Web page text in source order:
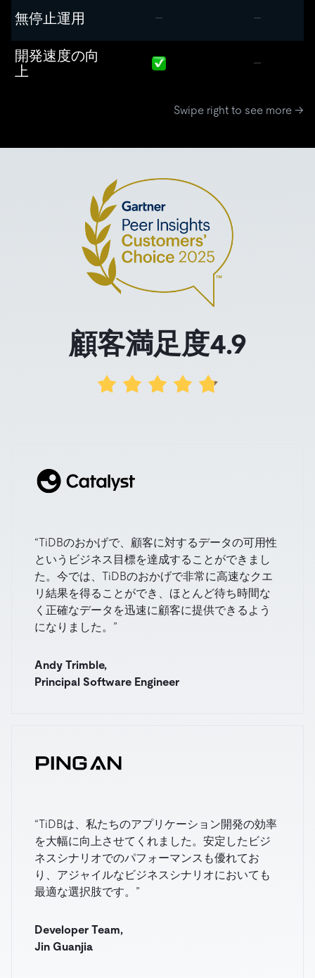
無停止運用
開発速度の向
上
Swipe right to see more →
顧客満足度4.9
“TiDBのおかげで、顧客に対するデータの可用性
というビジネス目標を達成することができまし
た。今では、TiDBのおかげで非常に高速なクエ
リ結果を得ることができ、ほとんど待ち時間な
く正確なデータを迅速に顧客に提供できるよう
になりました。”
Andy Trimble,
Principal Software Engineer
“TiDBは、私たちのアプリケーション開発の効率
を大幅に向上させてくれました。安定したビジ
ネスシナリオでのパフォーマンスも優れてお
り、アジャイルなビジネスシナリオにおいても
最適な選択肢です。”
Developer Team,
Jin Guanjia